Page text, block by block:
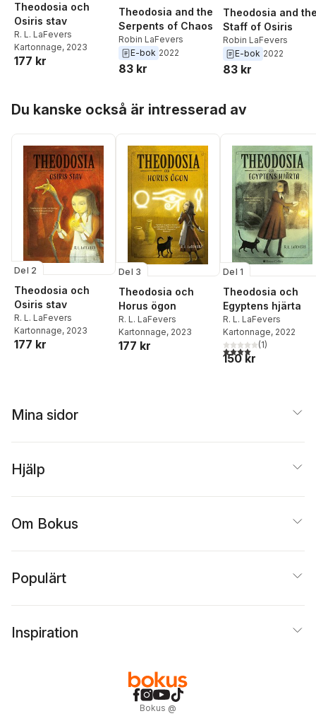
Theodosia och
Osiris stav
R. L. LaFevers
Kartonnage, 2023
177 kr
Theodosia and the
Serpents of Chaos
Robin LaFevers
E-bok 2022
83 kr
Theodosia and
Staff of Osiris
Robin LaFevers
E-bok 2022
83 kr
Du kanske också är intresserad av
Del 2
Theodosia och
Osiris stav
R. L. LaFevers
Kartonnage, 2023
177 kr
Del 3
Theodosia och
Horus ögon
R. L. LaFevers
Kartonnage, 2023
177 kr
Del 1
Theodosia och
Egyptens hjärta
R. L. LaFevers
Kartonnage, 2022
4,0utav 5 stjärnor.
(1)
150 kr
Mina sidor
Hjälp
Om Bokus
Populärt
Inspiration
Bokus @